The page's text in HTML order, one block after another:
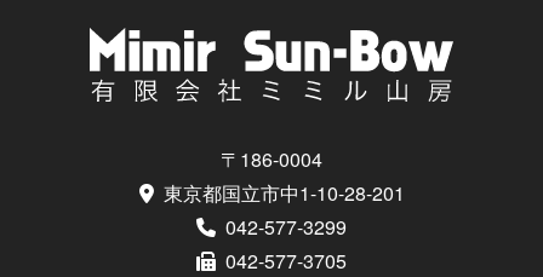
〒186-0004
東京都国立市中1-10-28-201
042-577-3299
042-577-3705